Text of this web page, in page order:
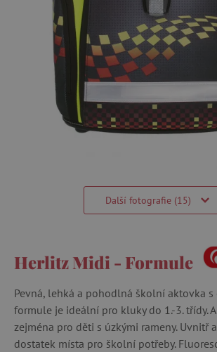
Další fotografie (15)
Herlitz Midi - Formule
Pevná, lehká a pohodlná školní aktovka s
formule je ideální pro kluky do 1.-3. třídy.
zejména pro děti s úzkými rameny. Uvnitř
dostatek místa pro školní potřeby.